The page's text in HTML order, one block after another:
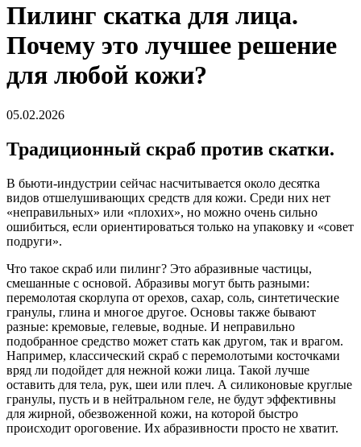
Пилинг скатка для лица.
Почему это лучшее решение
для любой кожи?
05.02.2026
Традиционный скраб против cкатки.
В бьюти-индустрии сейчас насчитывается около десятка
видов отшелушивающих средств для кожи. Среди них нет
«неправильных» или «плохих», но можно очень сильно
ошибиться, если ориентироваться только на упаковку и «совет
подруги».
Что такое скраб или пилинг? Это абразивные частицы,
смешанные с основой. Абразивы могут быть разными:
перемолотая скорлупа от орехов, сахар, соль, синтетические
гранулы, глина и многое другое. Основы также бывают
разные: кремовые, гелевые, водные. И неправильно
подобранное средство может стать как другом, так и врагом.
Например, классический скраб с перемолотыми косточками
вряд ли подойдет для нежной кожи лица. Такой лучше
оставить для тела, рук, шеи или плеч. А силиконовые круглые
гранулы, пусть и в нейтральном геле, не будут эффективны
для жирной, обезвоженной кожи, на которой быстро
происходит ороговение. Их абразивности просто не хватит.